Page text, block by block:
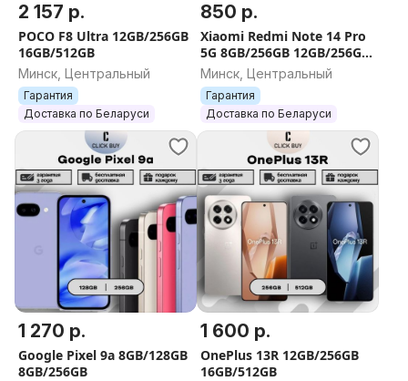
2 157 р.
POCO F8 Ultra 12GB/256GB
16GB/512GB
Минск, Центральный
Гарантия
Доставка по Беларуси
850 р.
Xiaomi Redmi Note 14 Pro
5G 8GB/256GB 12GB/256GB
12GB/512GB
Минск, Центральный
Гарантия
Доставка по Беларуси
1 270 р.
Google Pixel 9a 8GB/128GB
8GB/256GB
1 600 р.
OnePlus 13R 12GB/256GB
16GB/512GB